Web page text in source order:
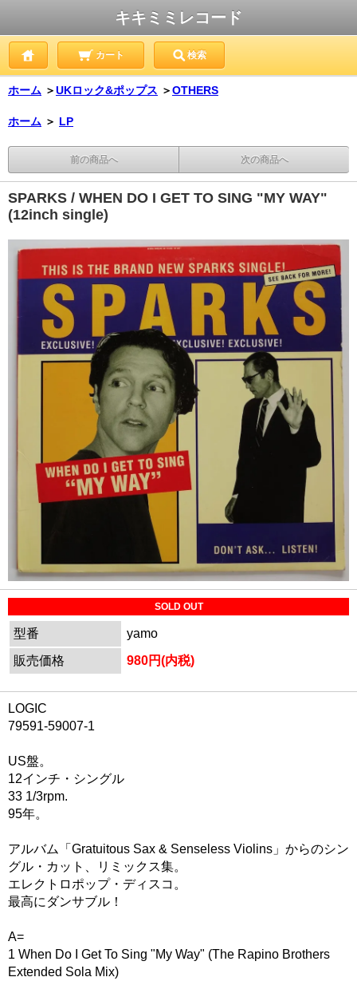
キキミミレコード
カート 検索
ホーム ＞UKロック&ポップス ＞OTHERS
ホーム ＞ LP
前の商品へ 次の商品へ
SPARKS / WHEN DO I GET TO SING "MY WAY"
(12inch single)
SOLD OUT
型番
yamo
販売価格
980円(内税)
LOGIC
79591-59007-1
US盤。
12インチ・シングル
33 1/3rpm.
95年。
アルバム「Gratuitous Sax & Senseless Violins」からのシン
グル・カット、リミックス集。
エレクトロポップ・ディスコ。
最高にダンサブル！
A=
1 When Do I Get To Sing "My Way" (The Rapino Brothers
Extended Sola Mix)